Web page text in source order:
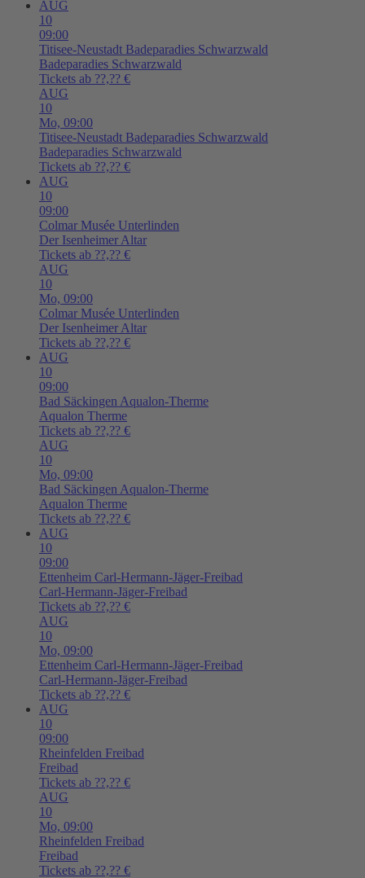
AUG
10
09:00
Titisee-Neustadt Badeparadies Schwarzwald
Badeparadies Schwarzwald
Tickets ab ??,?? €
AUG
10
Mo, 09:00
Titisee-Neustadt Badeparadies Schwarzwald
Badeparadies Schwarzwald
Tickets ab ??,?? €
AUG
10
09:00
Colmar Musée Unterlinden
Der Isenheimer Altar
Tickets ab ??,?? €
AUG
10
Mo, 09:00
Colmar Musée Unterlinden
Der Isenheimer Altar
Tickets ab ??,?? €
AUG
10
09:00
Bad Säckingen Aqualon-Therme
Aqualon Therme
Tickets ab ??,?? €
AUG
10
Mo, 09:00
Bad Säckingen Aqualon-Therme
Aqualon Therme
Tickets ab ??,?? €
AUG
10
09:00
Ettenheim Carl-Hermann-Jäger-Freibad
Carl-Hermann-Jäger-Freibad
Tickets ab ??,?? €
AUG
10
Mo, 09:00
Ettenheim Carl-Hermann-Jäger-Freibad
Carl-Hermann-Jäger-Freibad
Tickets ab ??,?? €
AUG
10
09:00
Rheinfelden Freibad
Freibad
Tickets ab ??,?? €
AUG
10
Mo, 09:00
Rheinfelden Freibad
Freibad
Tickets ab ??,?? €